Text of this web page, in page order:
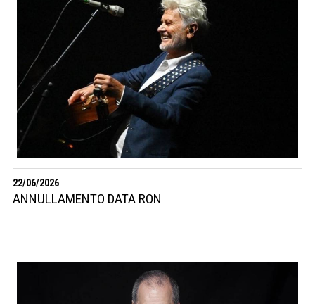
22/06/2026
ANNULLAMENTO DATA RON